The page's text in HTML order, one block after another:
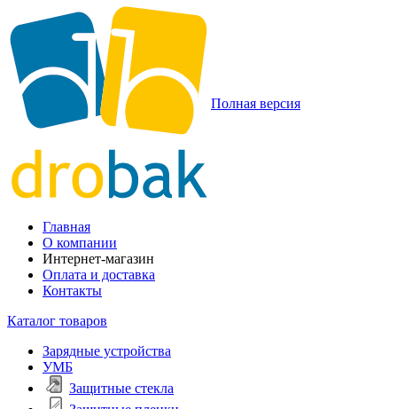
Полная версия
Главная
О компании
Интернет-магазин
Оплата и доставка
Контакты
Каталог товаров
Зарядные устройства
УМБ
Защитные стекла